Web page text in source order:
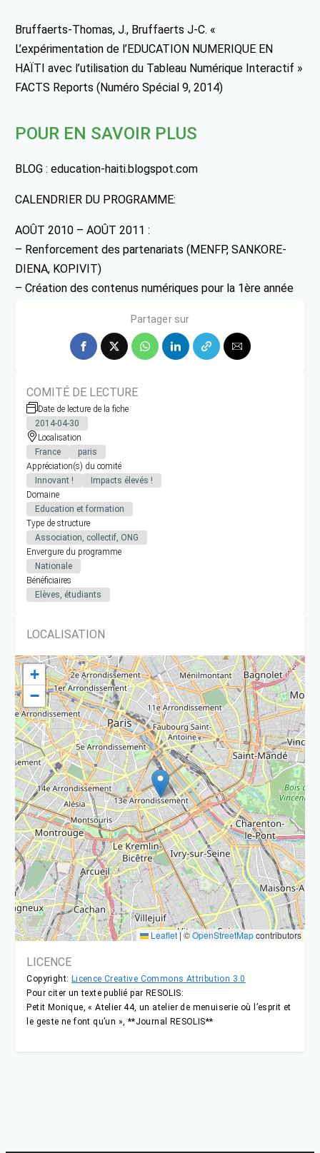
Bruffaerts-Thomas, J., Bruffaerts J-C. «
L’expérimentation de l’EDUCATION NUMERIQUE EN
HAÏTI avec l’utilisation du Tableau Numérique Interactif »
FACTS Reports (Numéro Spécial 9, 2014)
POUR EN SAVOIR PLUS
BLOG : education-haiti.blogspot.com
CALENDRIER DU PROGRAMME:
AOÛT 2010 – AOÛT 2011 :
– Renforcement des partenariats (MENFP, SANKORE-
DIENA, KOPIVIT)
– Création des contenus numériques pour la 1ère année
Partager sur
COMITÉ DE LECTURE
Date de lecture de la fiche
2014-04-30
Localisation
France
paris
Appréciation(s) du comité
Innovant !
Impacts élevés !
Domaine
Education et formation
Type de structure
Association, collectif, ONG
Envergure du programme
Nationale
Bénéficiaires
Elèves, étudiants
LOCALISATION
+
−
Leaflet|©OpenStreetMapcontributors
LICENCE
Copyright: Licence Creative Commons Attribution 3.0
Pour citer un texte publié par RESOLIS:
Petit Monique, « Atelier 44, un atelier de menuiserie où l’esprit et
le geste ne font qu’un », **Journal RESOLIS**